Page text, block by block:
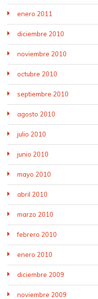
enero 2011
diciembre 2010
noviembre 2010
octubre 2010
septiembre 2010
agosto 2010
julio 2010
junio 2010
mayo 2010
abril 2010
marzo 2010
febrero 2010
enero 2010
diciembre 2009
noviembre 2009